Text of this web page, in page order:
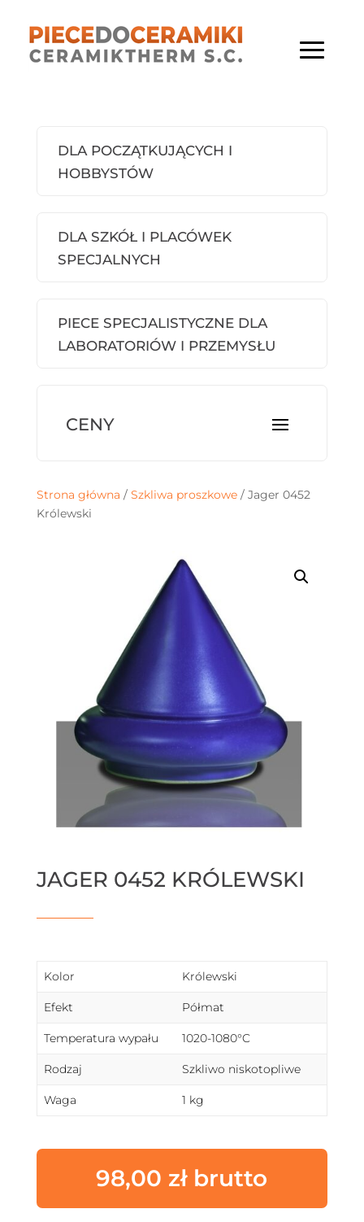
DLA POCZĄTKUJĄCYCH I
HOBBYSTÓW
DLA SZKÓŁ I PLACÓWEK
SPECJALNYCH
PIECE SPECJALISTYCZNE DLA
LABORATORIÓW I PRZEMYSŁU
Strona główna / Szkliwa proszkowe/ Jager 0452
Królewski
JAGER 0452 KRÓLEWSKI
Kolor Królewski
Efekt Półmat
Temperatura wypału 1020-1080°C
Rodzaj Szkliwo niskotopliwe
Waga 1 kg
98,00 zł